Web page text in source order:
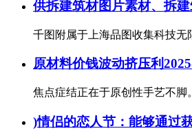
供拆建筑材图片素材、拆建
千图附属于上海品图收集科技无
原材料价钱波动挤压利
焦点症结正在于原创性手艺不
)情侣的恋人节：能够通过